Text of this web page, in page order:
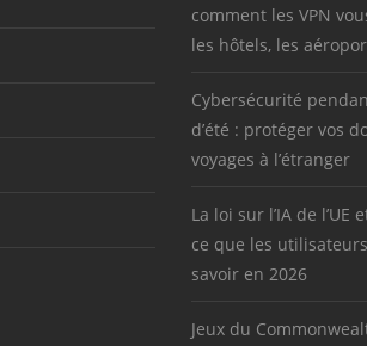
comment les VPN
les hôtels, les
Cybersécurité
d’été : protéger vos
voyages à l’étranger
La loi sur l’IA de l’UE
ce que les
savoir en 2026
Jeux du